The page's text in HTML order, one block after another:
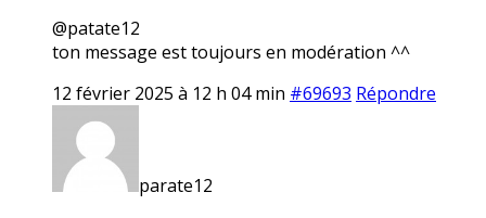
@patate12
ton message est toujours en modération ^^
12 février 2025 à 12 h 04 min #69693 Répondre
parate12